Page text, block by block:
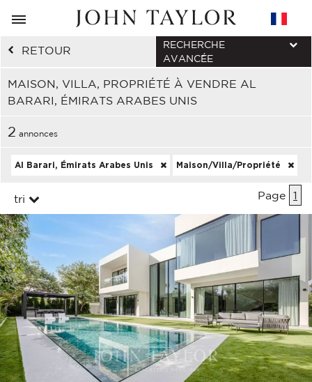
RETOUR
MAISON, VILLA, PROPRIÉTÉ À VENDRE AL
BARARI, ÉMIRATS ARABES UNIS
RECHERCHE
AVANCÉE
2 annonces
Al Barari, Émirats Arabes Unis Maison/Villa/Propriété
tri Page 1